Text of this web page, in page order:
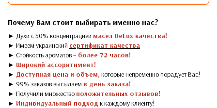
Почему Вам стоит выбирать именно нас?
► Духи с 50% концентрацией масел DeLux качества!
► Имеем украинский сертификат качества
► Стойкость ароматов – более 72 часов!
► Широкий ассоритимент!
► Доступная цена и объем, которые непременно порадует Вас!
► 99% заказов высылаем в день заказа!
► Получили множество положительных отзывов!
► Индивидуальный подход к каждому клиенту!